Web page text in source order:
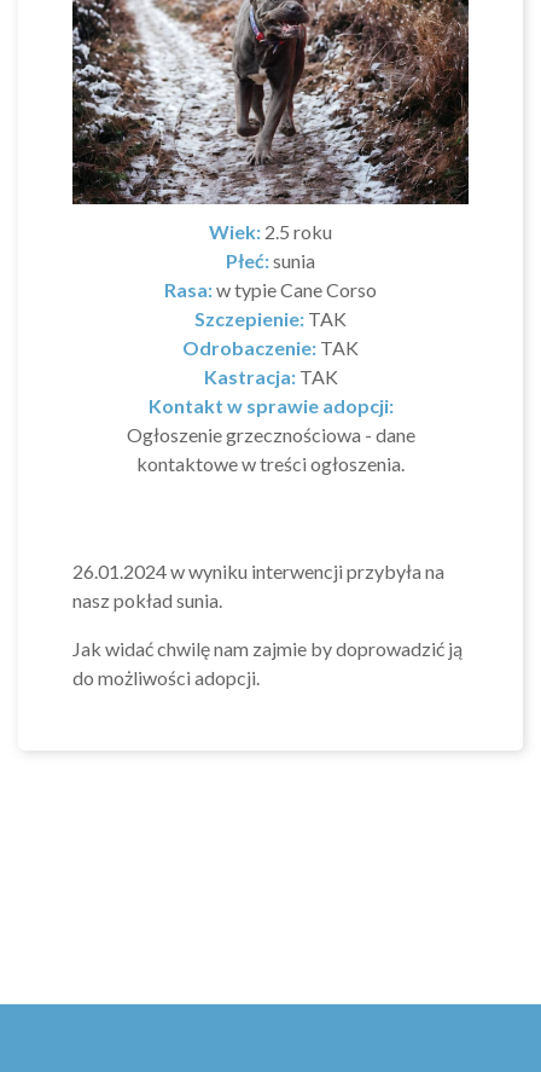
Wiek: 2.5 roku
Płeć:sunia
Rasa:w typie Cane Corso
Szczepienie: TAK
Odrobaczenie: TAK
Kastracja:TAK
Kontakt w sprawie adopcji:
Ogłoszenie grzecznościowa - dane
kontaktowe w treści ogłoszenia.
26.01.2024 w wyniku interwencji przybyła na
nasz pokład sunia.
Jak widać chwilę nam zajmie by doprowadzić ją
do możliwości adopcji.